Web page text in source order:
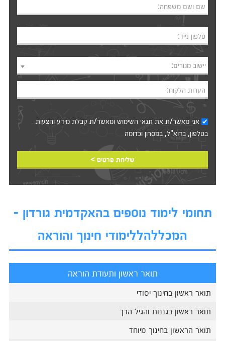
שם ושם משפחה:
טלפון נייד:
יישוב מגורים:
הערות הלקוח:
אני מאשר/ת את תנאי השימושומאשר/ת קבלת מידע והצעות
בטלפון, בדוא"ל, במסרון וכדומה‎‎
שליחת פרטים >
תחומי לימוד נוספים בהאקדמית גורדון -
המכללהללימודי חינוך והוראה
תואר ראשון ותעודת הוראה
תואר ראשון בחינוך יסודי
תואר ראשון בגננות והגיל הרך
תואר הראשון בחינוך מיוחד